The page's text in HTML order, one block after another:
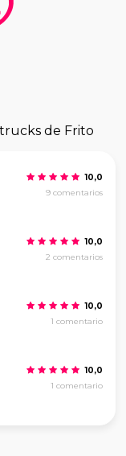
de Frito
10,0
9 comentarios
10,0
2 comentarios
10,0
1 comentario
10,0
1 comentario